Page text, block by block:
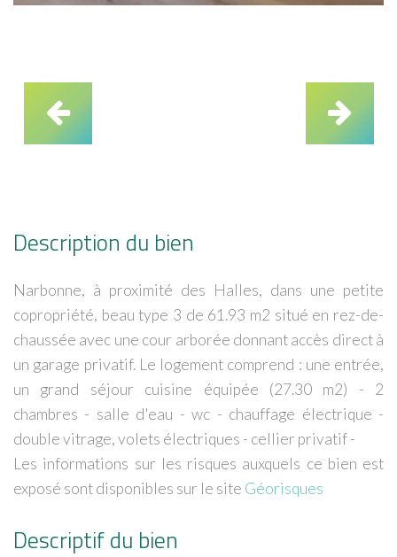
Description du bien
Narbonne, à proximité des Halles, dans une petite
copropriété, beau type 3 de 61.93 m2 situé en rez-de-
chaussée avec une cour arborée donnant accès direct à
un garage privatif. Le logement comprend : une entrée,
un grand séjour cuisine équipée (27.30 m2) - 2
chambres - salle d'eau - wc - chauffage électrique -
double vitrage, volets électriques - cellier privatif -
Les informations sur les risques auxquels ce bien est
exposé sont disponibles sur le site Géorisques
Descriptif du bien